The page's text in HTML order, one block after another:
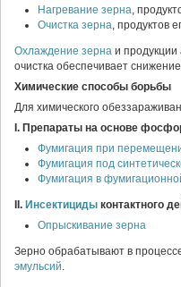
Нагревание зерна,
Очистка зерна, продуктов
Охлаждение зерна и продукции
очистка обеспечивает
Химические способы борьбы
Для химического
I. Препараты на основе
Фумигация при
Фумигация под
Фумигация в
II. Инсектициды контактного
Опрыскивание зерна
Зерно обрабатывают в
эмульсий.